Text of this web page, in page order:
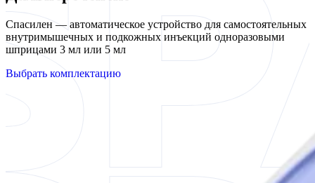
Спасилен — автоматическое устройство для самостоятельных
внутримышечных и подкожных инъекций одноразовыми
шприцами 3 мл или 5 мл
Выбрать комплектацию